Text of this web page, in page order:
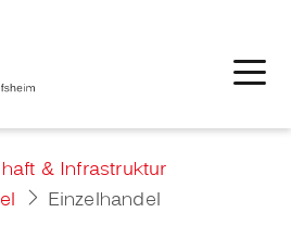
& Infrastruktur
Einzelhandel